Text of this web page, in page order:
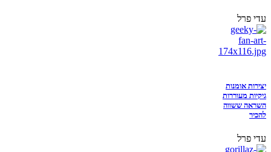
עדי פרל
יצירות אומנות
גיקיות מעוררות
השראה ששווה
להכיר
עדי פרל